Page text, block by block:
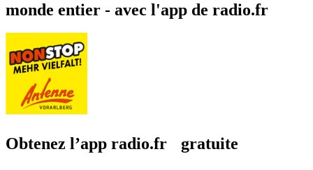
monde entier - avec l'app de radio.fr
Obtenez l’app radio.fr gratuite